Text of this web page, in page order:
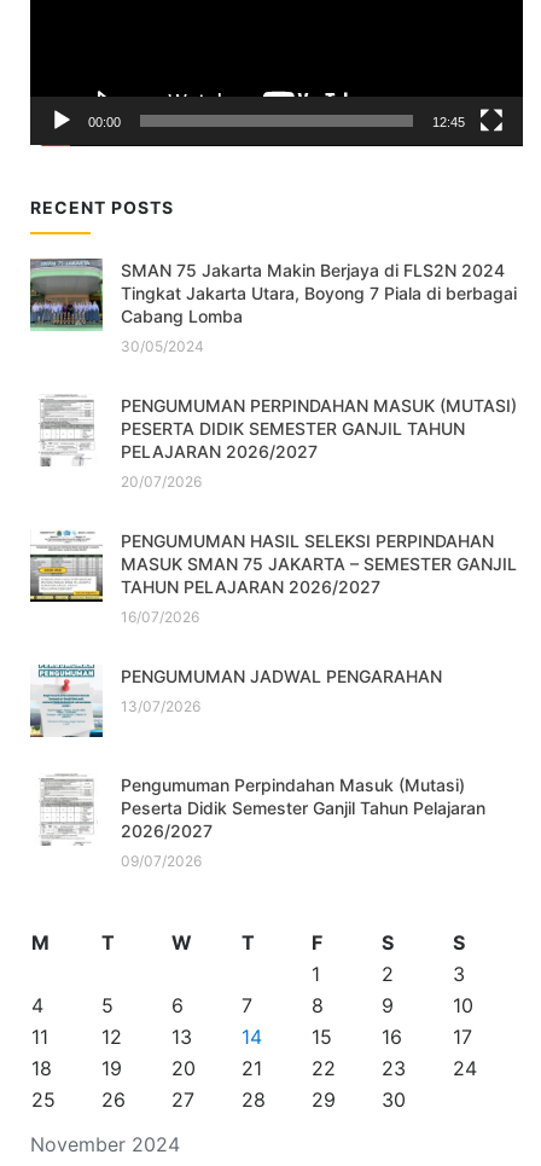
00:00 12:45
RECENT POSTS
SMAN 75 Jakarta Makin Berjaya di FLS2N 2024
Tingkat Jakarta Utara, Boyong 7 Piala di berbagai
Cabang Lomba
30/05/2024
PENGUMUMAN PERPINDAHAN MASUK (MUTASI)
PESERTA DIDIK SEMESTER GANJIL TAHUN
PELAJARAN 2026/2027
20/07/2026
PENGUMUMAN HASIL SELEKSI PERPINDAHAN
MASUK SMAN 75 JAKARTA – SEMESTER GANJIL
TAHUN PELAJARAN 2026/2027
16/07/2026
PENGUMUMAN JADWAL PENGARAHAN
13/07/2026
Pengumuman Perpindahan Masuk (Mutasi)
Peserta Didik Semester Ganjil Tahun Pelajaran
2026/2027
09/07/2026
November 2024
M T W T F S
S
1
2
3
4
5 6 7 8 9
10
11
12 13 14 15 16
17
18
19 20 21 22 23
24
25
26 27 28 29 30